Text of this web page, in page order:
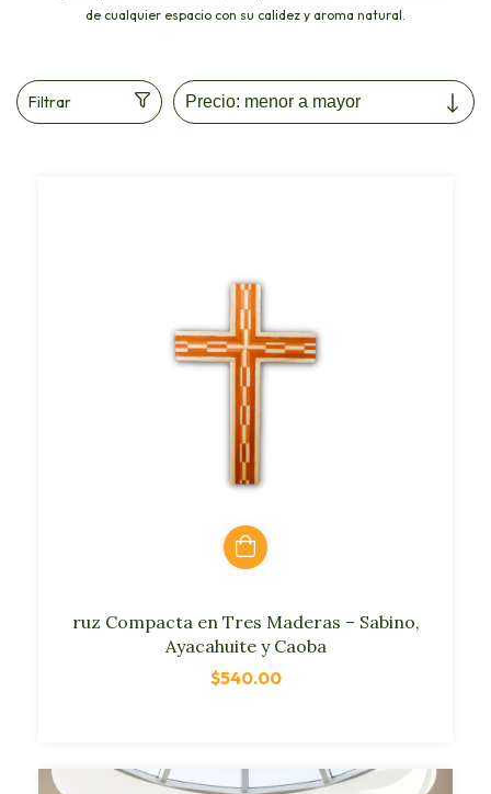
de cualquier espacio con su calidez y aroma natural.
Filtrar
ruz Compacta en Tres Maderas – Sabino,
Ayacahuite y Caoba
$540.00